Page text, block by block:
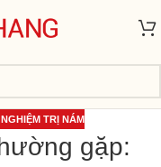
TRỊ NÁM
gặp: